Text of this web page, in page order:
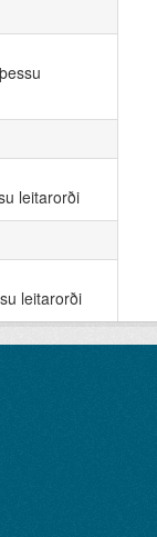
leitarorði
leitarorði